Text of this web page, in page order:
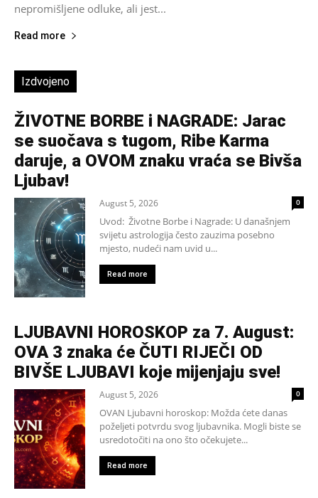
nepromišljene odluke, ali jest...
Read more
Izdvojeno
ŽIVOTNE BORBE i NAGRADE: Jarac
se suočava s tugom, Ribe Karma
daruje, a OVOM znaku vraća se Bivša
Ljubav!
August 5, 2026 0
Uvod: Životne Borbe i Nagrade: U današnjem
svijetu astrologija često zauzima posebno
mjesto, nudeći nam uvid u...
Read more
LJUBAVNI HOROSKOP za 7. August:
OVA 3 znaka će ČUTI RIJEČI OD
BIVŠE LJUBAVI koje mijenjaju sve!
August 5, 2026 0
OVAN Ljubavni horoskop: Možda ćete danas
poželjeti potvrdu svog ljubavnika. Mogli biste se
usredotočiti na ono što očekujete...
Read more